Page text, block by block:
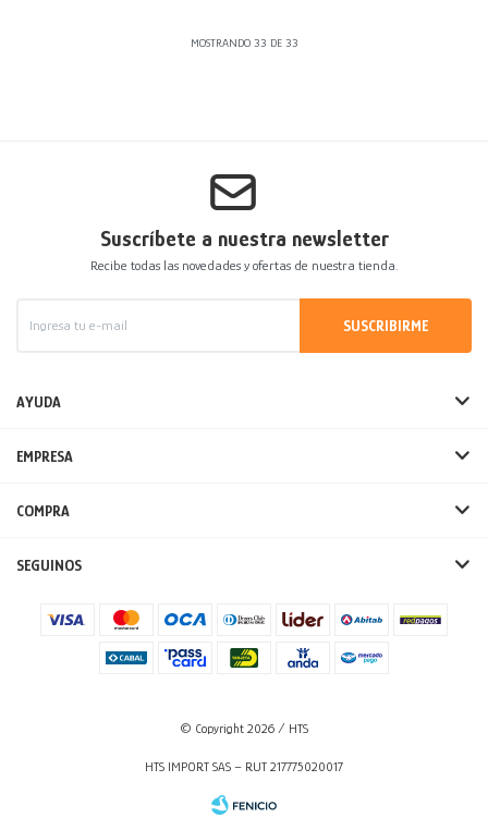
MOSTRANDO 33 DE 33
Suscríbete a nuestra newsletter
Recibe todas las novedades y ofertas de nuestra tienda.
SUSCRIBIRME
AYUDA
EMPRESA
COMPRA
SEGUINOS
© Copyright 2026 / HTS
HTS IMPORT SAS – RUT 217775020017